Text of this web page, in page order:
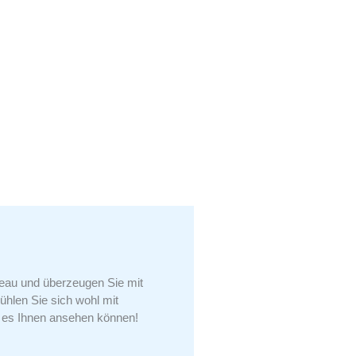
und überzeugen Sie mit
Sie sich wohl mit
Ihnen ansehen können!